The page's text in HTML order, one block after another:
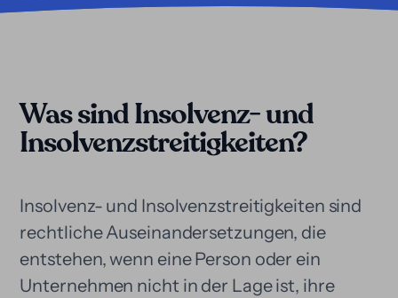
Was sind Insolvenz- und
Insolvenzstreitigkeiten?
Insolvenz- und Insolvenzstreitigkeiten sind
rechtliche Auseinandersetzungen, die
entstehen, wenn eine Person oder ein
Unternehmen nicht in der Lage ist, ihre